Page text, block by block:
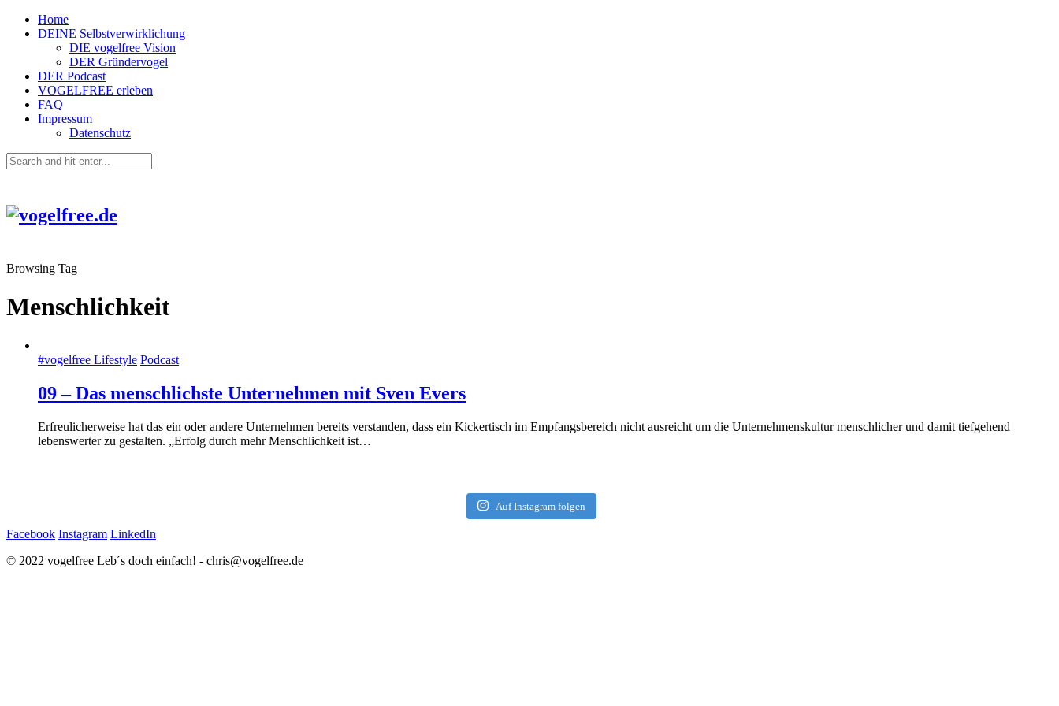
Home
DEINE Selbstverwirklichung
DIE vogelfree Vision
DER Gründervogel
DER Podcast
VOGELFREE erleben
FAQ
Impressum
Datenschutz
Browsing Tag
Menschlichkeit
#vogelfree Lifestyle Podcast
09 – Das menschlichste Unternehmen mit Sven Evers
Erfreulicherweise hat das ein oder andere Unternehmen bereits verstanden, dass ein Kickertisch im Empfangsbereich nicht ausreicht um die Unternehmenskultur menschlicher und damit tiefgehend
lebenswerter zu gestalten. „Erfolg durch mehr Menschlichkeit ist…
Auf Instagram folgen
Facebook Instagram LinkedIn
© 2022 vogelfree Leb´s doch einfach! - chris@vogelfree.de